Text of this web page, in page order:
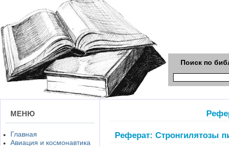
Поиск по
МЕНЮ
Главная
Авиация и космонавтика
Реферат: Стронгилятозы